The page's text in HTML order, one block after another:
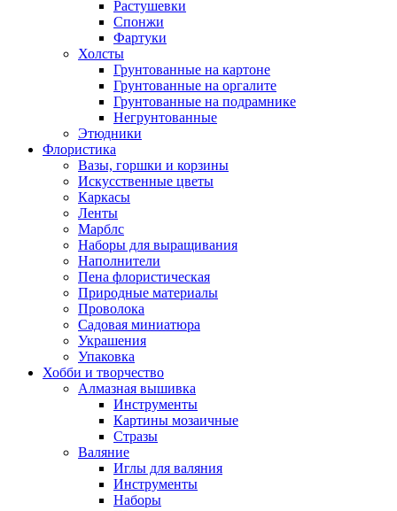
Растушевки
Спонжи
Фартуки
Холсты
Грунтованные на картоне
Грунтованные на оргалите
Грунтованные на подрамнике
Негрунтованные
Этюдники
Флористика
Вазы, горшки и корзины
Искусственные цветы
Каркасы
Ленты
Марблс
Наборы для выращивания
Наполнители
Пена флористическая
Природные материалы
Проволока
Садовая миниатюра
Украшения
Упаковка
Хобби и творчество
Алмазная вышивка
Инструменты
Картины мозаичные
Стразы
Валяние
Иглы для валяния
Инструменты
Наборы